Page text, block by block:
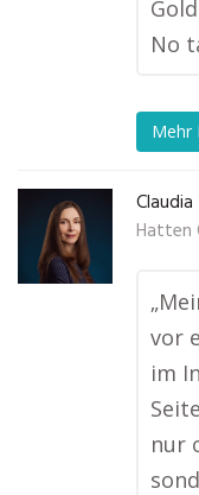
No
Mehr
Hatten
vor
im
nur